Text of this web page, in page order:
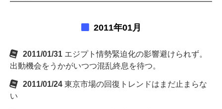
2011年01月
2011/01/31 エジプト情勢緊迫化の影響避けられず。
出動機会をうかがいつつ混乱終息を待つ。
2011/01/24 東京市場の回復トレンドはまだ止まらな
い